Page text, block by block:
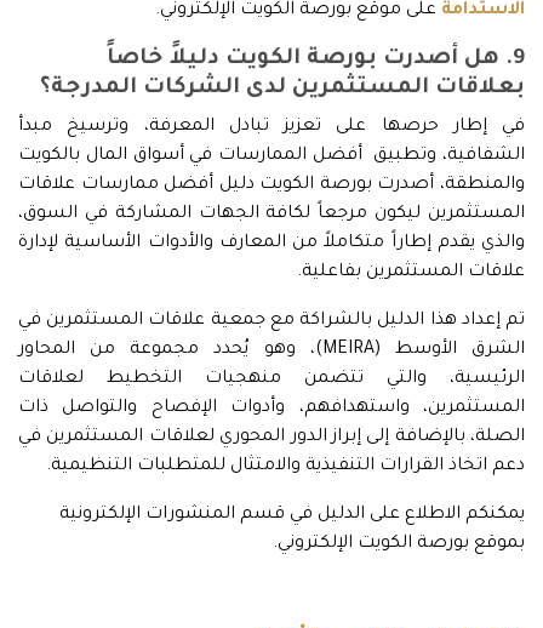
الاستدامة على موقع بورصة الكويت الإلكتروني.
9. هل أصدرت بورصة الكويت دليلاً خاصاً
بعلاقات المستثمرين لدى الشركات المدرجة؟
في إطار حرصها على تعزيز تبادل المعرفة، وترسيخ مبدأ
الشفافية، وتطبيق أفضل الممارسات في أسواق المال بالكويت
والمنطقة، أصدرت بورصة الكويت دليل أفضل ممارسات علاقات
المستثمرين ليكون مرجعاً لكافة الجهات المشاركة في السوق،
والذي يقدم إطاراً متكاملاً من المعارف والأدوات الأساسية لإدارة
علاقات المستثمرين بفاعلية.
تم إعداد هذا الدليل بالشراكة مع جمعية علاقات المستثمرين في
الشرق الأوسط (MEIRA)، وهو يُحدد مجموعة من المحاور
الرئيسية، والتي تتضمن منهجيات التخطيط لعلاقات
المستثمرين، واستهدافهم، وأدوات الإفصاح والتواصل ذات
الصلة، بالإضافة إلى إبراز الدور المحوري لعلاقات المستثمرين في
دعم اتخاذ القرارات التنفيذية والامتثال للمتطلبات التنظيمية.
يمكنكم الاطلاع على الدليل في قسم المنشورات الإلكترونية
بموقع بورصة الكويت الإلكتروني.